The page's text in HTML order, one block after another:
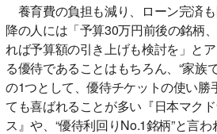
養育費の負担も減り、ローン完済
降の人には「予算30万円前後の銘柄
れば予算額の引き上げも検討を」と
る優待であることはもちろん、“家族
の1つとして、優待チケットの使い勝
ても喜ばれることが多い『日本マク
ス』や、“優待利回りNo.1銘柄”と言